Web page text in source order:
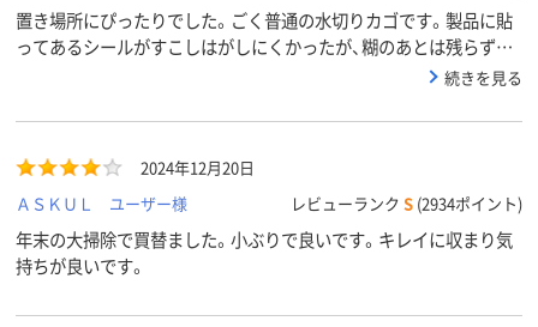
置き場所にぴったりでした。ごく普通の水切りカゴです。製品に貼
ってあるシールがすこしはがしにくかったが、糊のあとは残らず良
続きを見る
2024年12月20日
ＡＳＫＵＬ ユーザー様
レビューランク S (2934ポイント)
年末の大掃除で買替ました。小ぶりで良いです。キレイに収まり気
持ちが良いです。